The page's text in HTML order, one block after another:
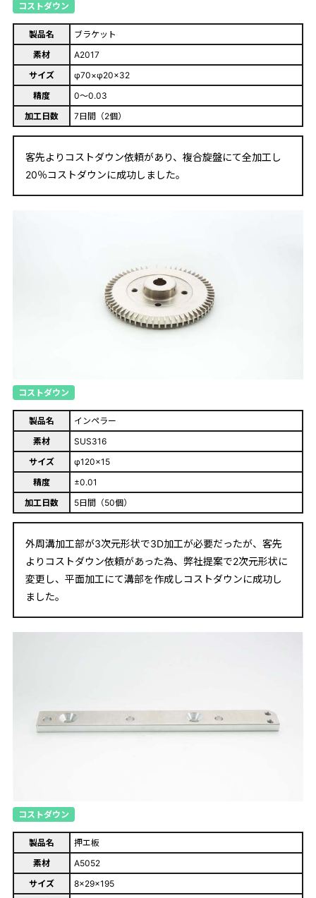
コストダウン
製品名
ブラケット
素材
A2017
サイズ
φ70×φ20×32
精度
0～0.03
加工日数
7日間（2個）
客先よりコストダウン依頼があり、複合旋盤にて全加工し
20％コストダウンに成功しました。
コストダウン
製品名
インペラー
素材
SUS316
サイズ
φ120×15
精度
±0.01
加工日数
5日間（50個）
外周溝加工部が3次元形状で3D加工が必要だったが、客先
よりコストダウン依頼があった為、弊社提案で2次元形状に
変更し、平面加工にて溝部を作成しコストダウンに成功し
ました。
コストダウン
製品名
押エ板
素材
A5052
サイズ
8×29×195